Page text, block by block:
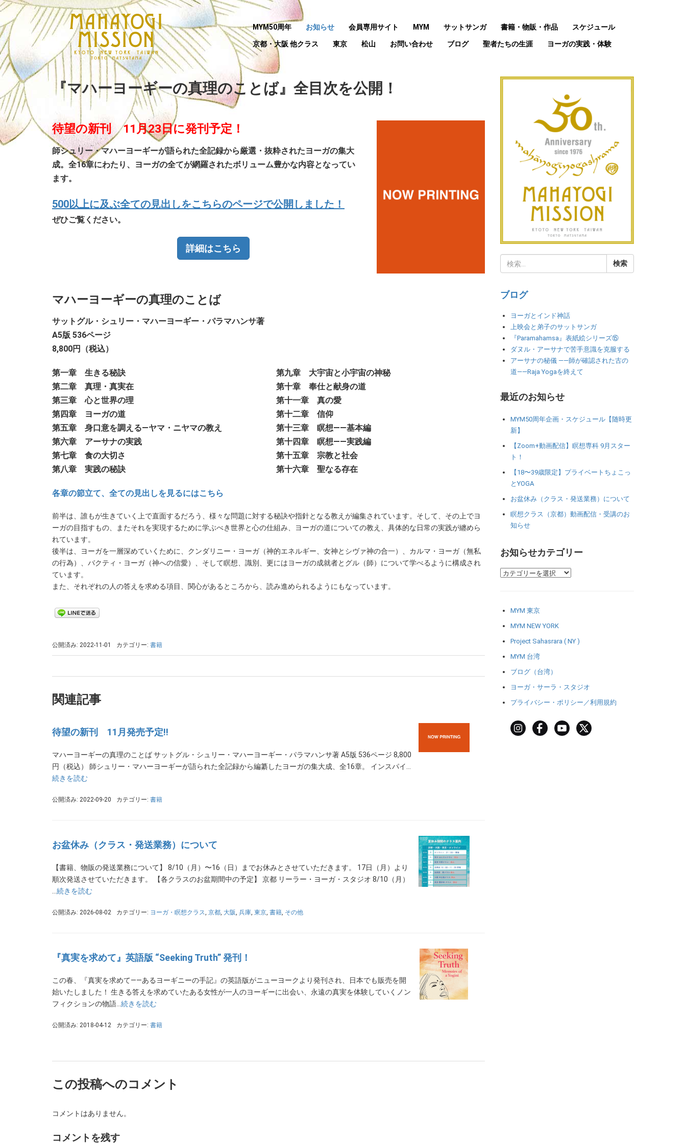
MYM50周年 お知らせ 会員専用サイト MYM サットサンガ 書籍・物販・作品 スケジュール
京都・大阪 他クラス 東京 松山 お問い合わせ ブログ 聖者たちの生涯 ヨーガの実践・体験
『マハーヨーギーの真理のことば』全目次を公開！
待望の新刊11月23日に発刊予定！
師シュリー・マハーヨーギーが語られた全記録から厳選・抜粋されたヨーガの集大
成。全16章にわたり、ヨーガの全てが網羅されたボリューム豊かな内容となってい
ます。
500以上に及ぶ全ての見出しをこちらのページで公開しました！
ぜひご覧ください。
詳細はこちら
マハーヨーギーの真理のことば
サットグル・シュリー・マハーヨーギー・パラマハンサ著
A5版 536ページ
8,800円（税込）
第一章 生きる秘訣
第二章 真理・真実在
第三章 心と世界の理
第四章 ヨーガの道
第五章 身口意を調える―ヤマ・ニヤマの教え
第六章 アーサナの実践
第七章 食の大切さ
第八章 実践の秘訣
第九章 大宇宙と小宇宙の神秘
第十章 奉仕と献身の道
第十一章 真の愛
第十二章 信仰
第十三章 瞑想――基本編
第十四章 瞑想――実践編
第十五章 宗教と社会
第十六章 聖なる存在
各章の節立て、全ての見出しを見るにはこちら
前半は、誰もが生きていく上で直面するだろう、様々な問題に対する秘訣や指針となる教えが編集されています。そして、その上でヨ
ーガの目指すもの、またそれを実現するために学ぶべき世界と心の仕組み、ヨーガの道についての教え、具体的な日常の実践が纏めら
れています。
後半は、ヨーガを一層深めていくために、クンダリニー・ヨーガ（神的エネルギー、女神とシヴァ神の合一）、カルマ・ヨーガ（無私
の行為）、バクティ・ヨーガ（神への信愛）、そして瞑想、識別、更にはヨーガの成就者とグル（師）について学べるように構成され
ています。
また、それぞれの人の答えを求める項目、関心があるところから、読み進められるようにもなっています。
公開済み: 2022-11-01 カテゴリー: 書籍
関連記事
待望の新刊 11月発売予定!!
マハーヨーギーの真理のことば サットグル・シュリー・マハーヨーギー・パラマハンサ著 A5版 536ページ 8,800
円（税込） 師シュリー・マハーヨーギーが語られた全記録から編纂したヨーガの集大成、全16章。 インスパイ…
続きを読む
公開済み: 2022-09-20 カテゴリー: 書籍
お盆休み（クラス・発送業務）について
【書籍、物販の発送業務について】 8/10（月）〜16（日）までお休みとさせていただきます。 17日（月）より
順次発送させていただきます。 【各クラスのお盆期間中の予定】 京都 リーラー・ヨーガ・スタジオ 8/10（月）
続きを読む
公開済み: 2026-08-02 カテゴリー: ヨーガ・瞑想クラス, 京都, 大阪, 兵庫, 東京, 書籍, その他
『真実を求めて』英語版 “Seeking Truth” 発刊！
この春、『真実を求めて――あるヨーギニーの手記』の英語版がニューヨークより発刊され、日本でも販売を開
始いたしました！ 生きる答えを求めていたある女性が一人のヨーギーに出会い、永遠の真実を体験していくノン
フィクションの物語… 続きを読む
公開済み: 2018-04-12 カテゴリー: 書籍
この投稿へのコメント
コメントはありません。
コメントを残す
ブログ
ヨーガとインド神話
上映会と弟子のサットサンガ
『Paramahamsa』表紙絵シリーズ⑮
ダヌル・アーサナで苦手意識を克服する
アーサナの秘儀 ――師が確認された古の
道――Raja Yogaを終えて
最近のお知らせ
MYM50周年企画・スケジュール【随時更
新】
【Zoom+動画配信】瞑想専科 9月スター
ト！
【18〜39歳限定】プライベートちょこっ
とYOGA
お盆休み（クラス・発送業務）について
瞑想クラス（京都）動画配信・受講のお
知らせ
お知らせカテゴリー
MYM 東京
MYM NEW YORK
Project Sahasrara ( NY )
MYM 台湾
ブログ（台湾）
ヨーガ・サーラ・スタジオ
プライバシー・ポリシー／利用規約